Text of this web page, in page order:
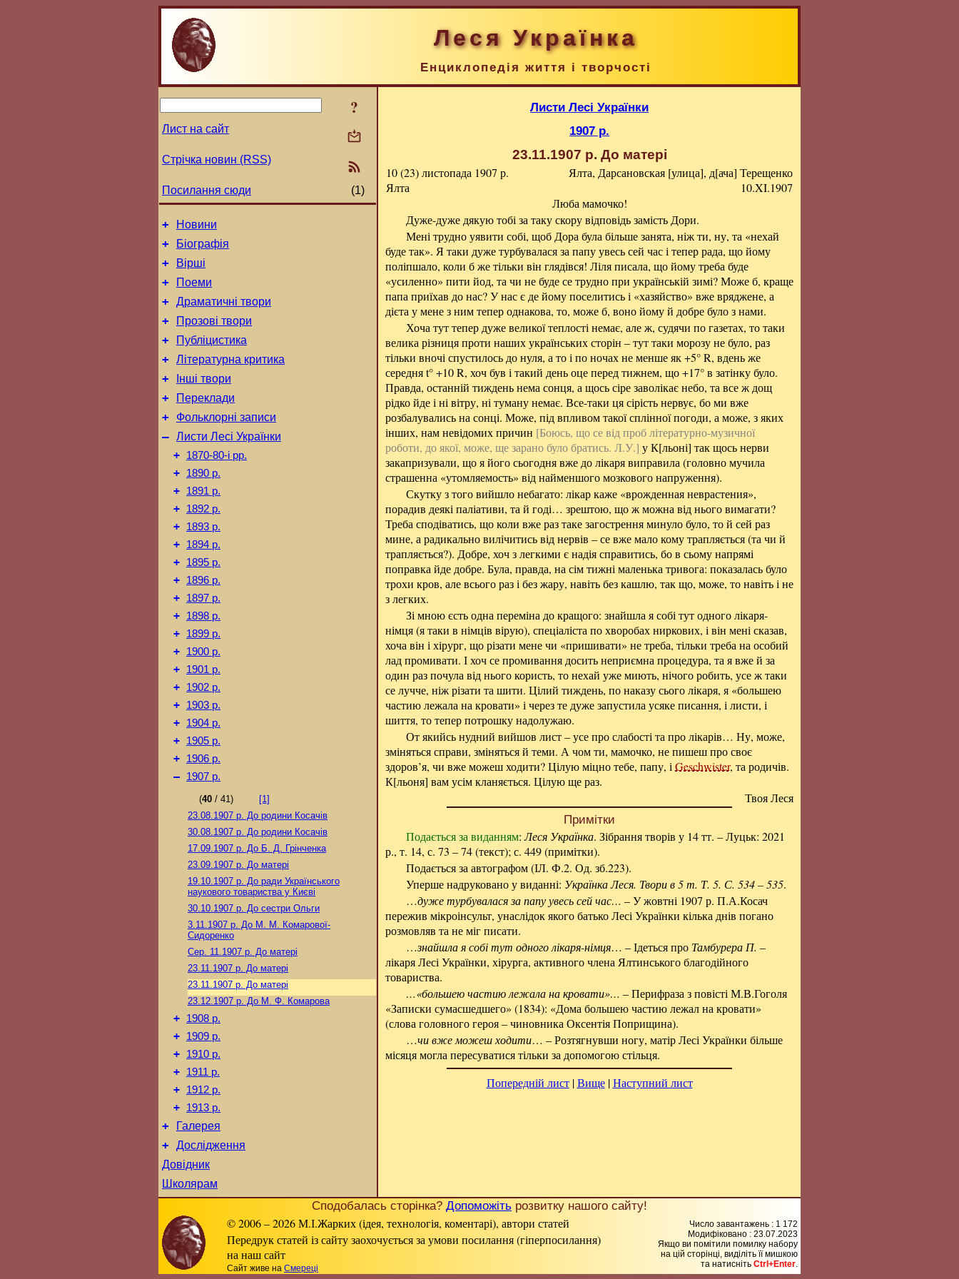
Леся Українка
Енциклопедія життя і творчості
?
Лист на сайт
Стрічка новин (RSS)
Посилання сюди (1)
+ Новини
+ Біографія
+ Вірші
+ Поеми
+ Драматичні твори
+ Прозові твори
+ Публіцистика
+ Літературна критика
+ Інші твори
+ Переклади
+ Фольклорні записи
– Листи Лесі Українки
+
1870-80-і рр.
+ 1890 р.
+ 1891 р.
+ 1892 р.
+ 1893 р.
+ 1894 р.
+ 1895 р.
+ 1896 р.
+ 1897 р.
+ 1898 р.
+ 1899 р.
+ 1900 р.
+ 1901 р.
+ 1902 р.
+ 1903 р.
+ 1904 р.
+ 1905 р.
+ 1906 р.
– 1907 р.
(40 / 41)
[1]
23.08.1907 р. До родини Косачів
30.08.1907 р. До родини Косачів
17.09.1907 р. До Б. Д. Грінченка
23.09.1907 р. До матері
19.10.1907 р. До ради Українського
наукового товариства у Києві
30.10.1907 р. До сестри Ольги
3.11.1907 р. До М. М. Комарової-
Сидоренко
Сер. 11.1907 р. До матері
23.11.1907 р. До матері
23.11.1907 р. До матері
23.12.1907 р. До М. Ф. Комарова
+ 1908 р.
+ 1909 р.
+ 1910 р.
+ 1911 р.
+ 1912 р.
+ 1913 р.
+ Галерея
+ Дослідження
Довідник
Школярам
Листи Лесі Українки
1907 р.
23.11.1907 р. До матері
10 (23) листопада 1907 р.
Ялта
Ялта, Дарсановская [улица], д[ача] Терещенко
10.XI.1907
Люба мамочко!
Дуже-дуже дякую тобі за таку скору відповідь замість Дори.
Мені трудно уявити собі, щоб Дора була більше занята, ніж ти, ну, та «нехай
буде так». Я таки дуже турбувалася за папу увесь сей час і тепер рада, що йому
поліпшало, коли б же тільки він глядівся! Ліля писала, що йому треба буде
«усиленно» пити йод, та чи не буде се трудно при українській зимі? Може б, краще
папа приїхав до нас? У нас є де йому поселитись і «хазяйство» вже вряджене, а
дієта у мене з ним тепер однакова, то, може б, воно йому й добре було з нами.
Хоча тут тепер дуже великої теплості немає, але ж, судячи по газетах, то таки
велика різниця проти наших українських сторін – тут таки морозу не було, раз
тільки вночі спустилось до нуля, а то і по ночах не менше як +5° R, вдень же
середня t° +10 R, хоч був і такий день оце перед тижнем, що +17° в затінку було.
Правда, останній тиждень нема сонця, а щось сіре заволікає небо, та все ж дощ
рідко йде і ні вітру, ні туману немає. Все-таки ця сірість нервує, бо ми вже
розбалувались на сонці. Може, під впливом такої сплінної погоди, а може, з яких
інших, нам невідомих причин [Боюсь, що се від проб літературно-музичної
роботи, до якої, може, ще зарано було братись. Л.У.] у К[льоні] так щось нерви
закапризували, що я його сьогодня вже до лікаря виправила (головно мучила
страшенна «утомляемость» від найменшого мозкового напруження).
Скутку з того вийшло небагато: лікар каже «врожденная неврастения»,
порадив деякі паліативи, та й годі… зрештою, що ж можна від нього вимагати?
Треба сподіватись, що коли вже раз таке загострення минуло було, то й сей раз
мине, а радикально вилічитись від нервів – се вже мало кому трапляється (та чи й
трапляється?). Добре, хоч з легкими є надія справитись, бо в сьому напрямі
поправка йде добре. Була, правда, на сім тижні маленька тривога: показалась було
трохи кров, але всього раз і без жару, навіть без кашлю, так що, може, то навіть і не
з легких.
Зі мною єсть одна переміна до кращого: знайшла я собі тут одного лікаря-
німця (я таки в німців вірую), спеціаліста по хворобах ниркових, і він мені сказав,
хоча він і хірург, що різати мене чи «пришивати» не треба, тільки треба на особий
лад промивати. І хоч се промивання досить неприємна процедура, та я вже й за
один раз почула від нього користь, то нехай уже миють, нічого робить, усе ж таки
се лучче, ніж різати та шити. Цілий тиждень, по наказу сього лікаря, я «большею
частию лежала на кровати» і через те дуже запустила усяке писання, і листи, і
шиття, то тепер потрошку надолужаю.
От якийсь нудний вийшов лист – усе про слабості та про лікарів… Ну, може,
зміняться справи, зміняться й теми. А чом ти, мамочко, не пишеш про своє
здоров’я, чи вже можеш ходити? Цілую міцно тебе, папу, і Geschwister, та родичів.
К[льоня] вам усім кланяється. Цілую ще раз.
Твоя Леся
Примітки
Подається за виданням:Леся Українка. Зібрання творів у 14 тт. – Луцьк: 2021
р., т. 14, с. 73 – 74 (текст); с. 449 (примітки).
Подається за автографом (ІЛ. Ф.2. Од. зб.223).
Уперше надруковано у виданні: Українка Леся. Твори в 5 т. Т. 5. С. 534 – 535.
…дуже турбувалася за папу увесь сей час… – У жовтні 1907 р. П.А.Косач
пережив мікроінсульт, унаслідок якого батько Лесі Українки кілька днів погано
розмовляв та не міг писати.
…знайшла я собі тут одного лікаря-німця… – Ідеться про Тамбурера П. –
лікаря Лесі Українки, хірурга, активного члена Ялтинського благодійного
товариства.
…«большею частию лежала на кровати»… – Перифраза з повісті М.В.Гоголя
«Записки сумасшедшего» (1834): «Дома большею частию лежал на кровати»
(слова головного героя – чиновника Оксентія Поприщина).
…чи вже можеш ходити… – Розтягнувши ногу, матір Лесі Українки більше
місяця могла пересуватися тільки за допомогою стільця.
Попередній лист|Вище|Наступний лист
Сподобалась сторінка? Допоможіть розвитку нашого сайту!
© 2006 – 2026 М.І.Жарких (ідея, технологія, коментарі), автори статей
Передрук статей із сайту заохочується за умови посилання (гіперпосилання)
на наш сайт
Сайт живе на Смереці
Число завантажень : 1 172
Модифіковано : 23.07.2023
Якщо ви помітили помилку набору
на цiй сторiнцi, видiлiть її мишкою
та натисніть Ctrl+Enter.